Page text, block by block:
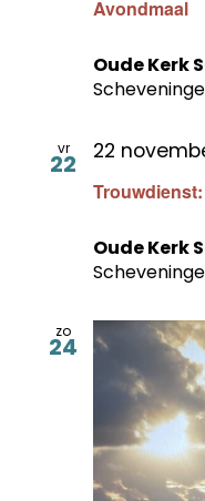
Avondmaal
Oude Kerk
vr
22 22
Oude Kerk
zo
24